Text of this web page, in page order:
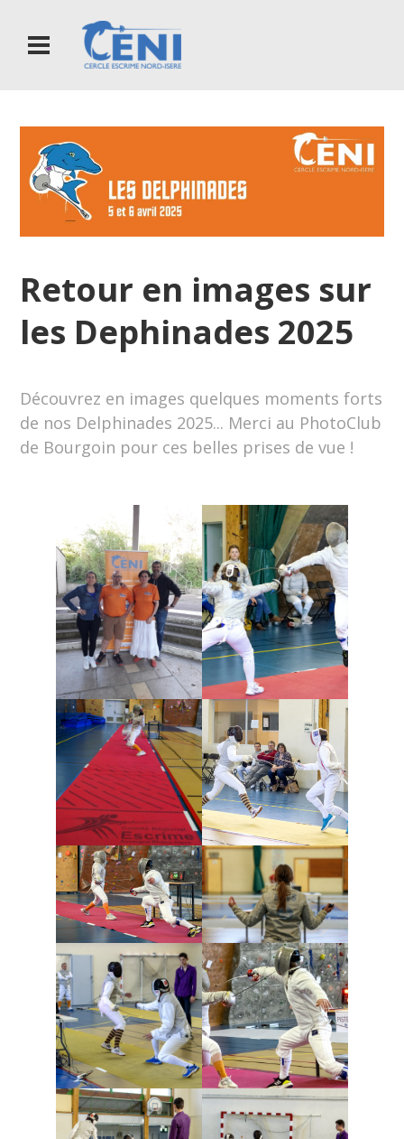
Retour en images sur
les Dephinades 2025
Découvrez en images quelques moments forts
de nos Delphinades 2025... Merci au PhotoClub
de Bourgoin pour ces belles prises de vue !